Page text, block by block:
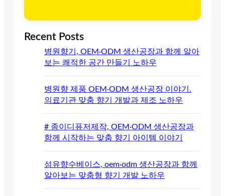
Recent Posts
병원향기, OEM·ODM 생산공장과 함께 알아
보는 쾌적한 공간 만들기 노하우
병원향 제품 OEM·ODM 생산공장 이야기.
의료기관 맞춤 향기 개발과 제조 노하우
# 종이디퓨저제작, OEM·ODM 생산공장과
함께 시작하는 맞춤 향기 아이템 이야기
섬유향수베이스, oem·odm 생산공장과 함께
알아보는 맞춤형 향기 개발 노하우